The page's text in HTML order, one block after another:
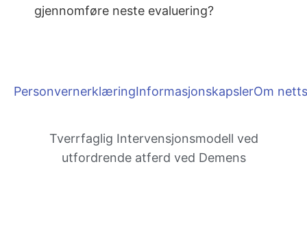
gjennomføre neste evaluering?
PersonvernerklæringInformasjonskapslerOm
Tverrfaglig Inter­vensjons­modell ved
utfordrende atferd ved Demens